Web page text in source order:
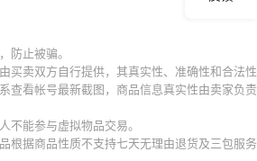
防止被骗。
买卖双方自行提供，其真实性、准确性和合法
查看帐号最新截图，商品信息真实性由卖家负
不能参与虚拟物品交易。
根据商品性质不支持七天无理由退货及三包服